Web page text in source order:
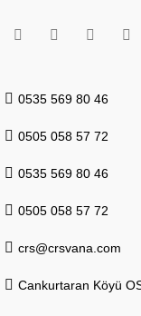
0535 569 80 46
0505 058 57 72
0535 569 80 46
0505 058 57 72
crs@crsvana.com
Cankurtaran Köyü